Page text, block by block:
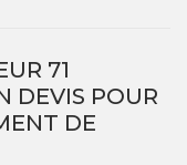
71
DEVIS POUR
DE